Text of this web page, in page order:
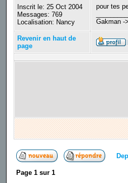
Inscrit le: 25 Oct 2004
Messages: 769
Localisation: Nancy
pour tes
Gakman ->
Revenir en haut de
page
Page 1sur 1